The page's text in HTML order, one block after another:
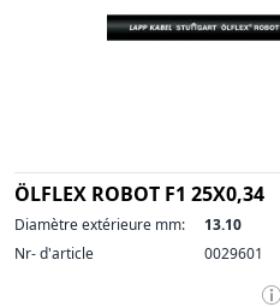
ÖLFLEX ROBOT F1 25X0,34
Diamètre extérieure mm:
13.10
Nr- d'article
0029601